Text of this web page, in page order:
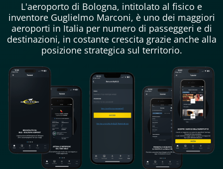
L'aeroporto di Bologna, intitolato al fisico e
inventore Guglielmo Marconi, è uno dei maggiori
aeroporti in Italia per numero di passeggeri e di
destinazioni, in costante crescita grazie anche alla
posizione strategica sul territorio.